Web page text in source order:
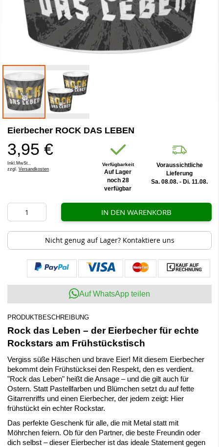
Anfang
Bildergalerie
springen
Eierbecher ROCK DAS LEBEN
3,95 €
Inkl.MwSt.,
zzgl. Versandkosten
Verfügbarkeit
Auf Lager
noch 28
verfügbar
Voraussichtliche
Lieferung
Sa. 08.08. - Di. 11.08.
IN DEN WARENKORB
Nicht genug auf Lager? Kontaktiere uns
Auf WhatsApp teilen
PRODUKTBESCHREIBUNG
Rock das Leben – der Eierbecher für echte
Rockstars am Frühstückstisch
Vergiss süße Häschen und brave Eier! Mit diesem Eierbecher
bekommt dein Frühstücksei den Respekt, den es verdient.
"Rock das Leben" heißt die Ansage – und die gilt auch für
Ostern. Statt Pastellfarben und Blümchen setzt du auf fette
Gitarrenriffs und einen Eierbecher, der jedem zeigt: Hier
frühstückt ein echter Rockstar.
Das perfekte Geschenk für alle, die mit Metal statt mit
Möhrchen feiern. Ob für den Partner, die beste Freundin oder
dich selbst – dieser Eierbecher ist das ideale Statement gegen